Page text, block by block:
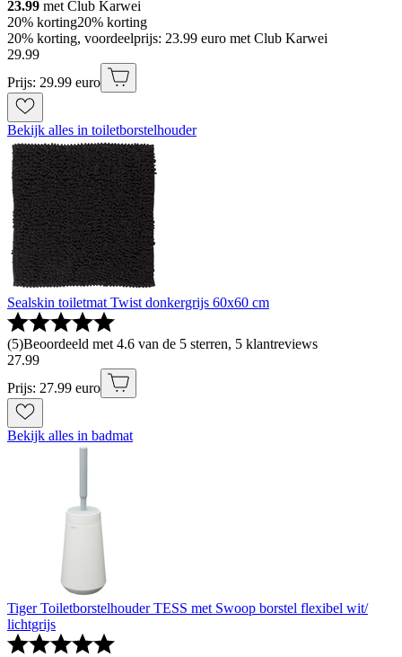
23.99 met Club Karwei
20% korting20% korting
20% korting, voordeelprijs: 23.99 euro met Club Karwei
29.99
Prijs: 29.99 euro
Bekijk alles in toiletborstelhouder
Sealskin toiletmat Twist donkergrijs 60x60 cm
(5)Beoordeeld met 4.6 van de 5 sterren, 5 klantreviews
27.99
Prijs: 27.99 euro
Bekijk alles in badmat
Tiger Toiletborstelhouder TESS met Swoop borstel flexibel wit/
lichtgrijs